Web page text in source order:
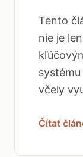
Tento
nie je
včely
Čítať